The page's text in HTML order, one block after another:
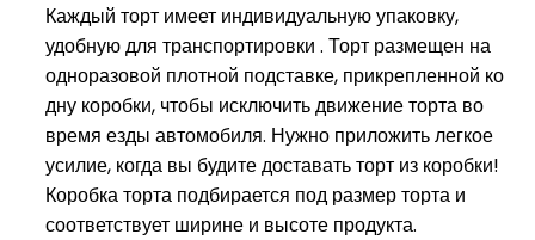
Каждый торт имеет индивидуальную упаковку,
удобную для транспортировки . Торт размещен на
одноразовой плотной подставке, прикрепленной ко
дну коробки, чтобы исключить движение торта во
время езды автомобиля. Нужно приложить легкое
усилие, когда вы будите доставать торт из коробки!
Коробка торта подбирается под размер торта и
соответствует ширине и высоте продукта.